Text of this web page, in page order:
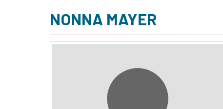
NONNA MAYER